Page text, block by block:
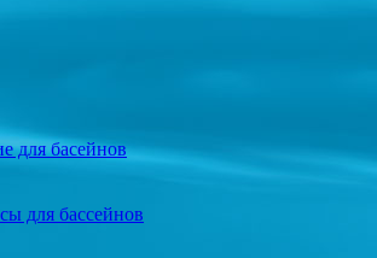
для басейнов
для бассейнов